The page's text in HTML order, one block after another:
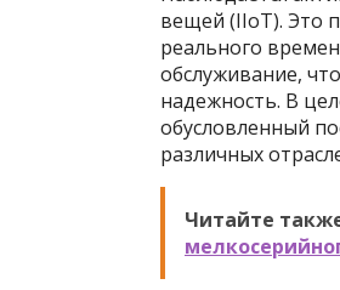
вещей (IIoT). Это
реального
обслуживание,
надежность. В
обусловленный
различных
Читайте